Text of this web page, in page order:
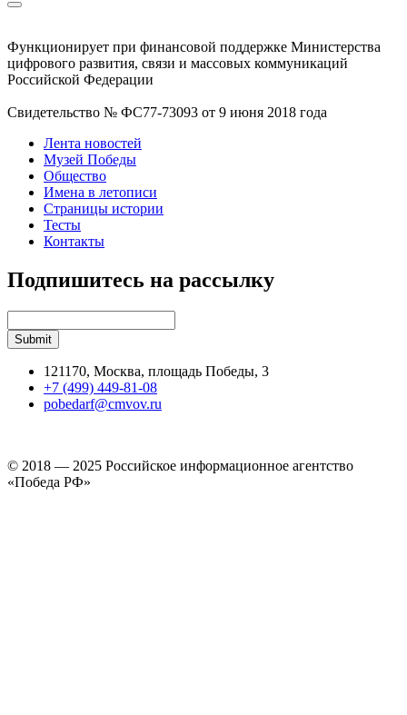
Функционирует при финансовой поддержке Министерства
цифрового развития, связи и массовых коммуникаций
Российской Федерации
Свидетельство № ФС77-73093 от 9 июня 2018 года
Лента новостей
Музей Победы
Общество
Имена в летописи
Страницы истории
Тесты
Контакты
Подпишитесь на рассылку
121170, Москва, площадь Победы, 3
+7 (499) 449-81-08
pobedarf@cmvov.ru
© 2018 — 2025 Российское информационное агентство
«Победа РФ»